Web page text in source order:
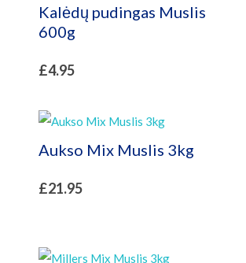
Kalėdų pudingas Muslis
600g
£4.95
Aukso Mix Muslis 3kg
£21.95